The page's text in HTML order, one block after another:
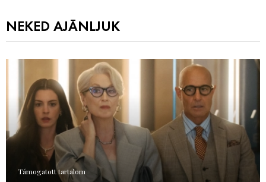
NEKED AJÁNLJUK
Támogatott tartalom